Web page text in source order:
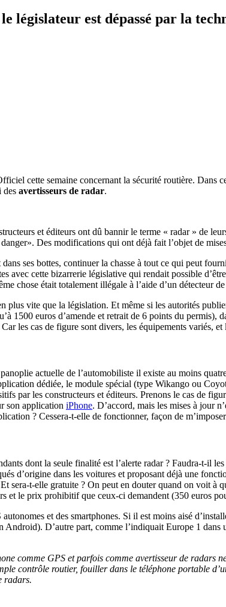
législateur est dépassé par la
cette semaine concernant la sécurité routière. Dans
des avertisseurs de radar.
et éditeurs ont dû bannir le terme « radar » de
Des modifications qui ont déjà fait l’objet de
ses bottes, continuer la chasse à tout ce qui peut
avec cette bizarrerie législative qui rendait possible
chose était totalement illégale à l’aide d’un détecteur
plus vite que la législation. Et même si les autorités
1500 euros d’amende et retrait de 6 points du
les cas de figure sont divers, les équipements variés,
actuelle de l’automobiliste il existe au moins
dédiée, le module spécial (type Wikango ou
par les constructeurs et éditeurs. Prenons le cas de
son application iPhone. D’accord, mais les mises à jour
? Cessera-t-elle de fonctionner, façon de
dont la seule finalité est l’alerte radar ? Faudra-t-il
d’origine dans les voitures et proposant déjà une
sera-t-elle gratuite ? On peut en douter quand on voit à
et le prix prohibitif que ceux-ci demandent (350 euros
et des smartphones. Si il est moins aisé
Android). D’autre part, comme l’indiquait Europe 1
comme GPS et parfois comme avertisseur de radars
contrôle routier, fouiller dans le téléphone portable
radars.